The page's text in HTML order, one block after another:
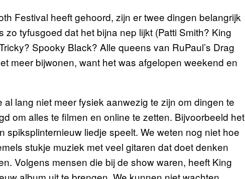
Festival heeft gehoord, zijn er twee dingen belangrijk
zo tyfusgoed dat het bijna nep lijkt (Patti Smith? King
Spooky Black? Alle queens van RuPaul’s Drag
meer bijwonen, want het was afgelopen weekend en
lang niet meer fysiek aanwezig te zijn om dingen te
om alles te filmen en online te zetten. Bijvoorbeeld het
spiksplinternieuw liedje speelt. We weten nog niet hoe
stukje muziek met veel gitaren dat doet denken
Volgens mensen die bij de show waren, heeft King